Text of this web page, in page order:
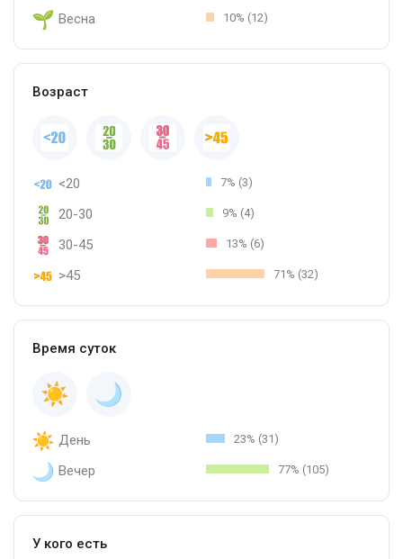
Весна 10% (12)
Возраст
<20 7% (3)
20-30 9% (4)
30-45 13% (6)
>45 71% (32)
Время суток
День 23% (31)
Вечер 77% (105)
У кого есть